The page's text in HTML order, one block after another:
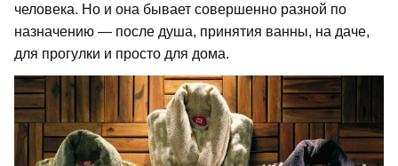
человека. Но и она бывает совершенно разной по
назначению — после душа, принятия ванны, на даче,
для прогулки и просто для дома.